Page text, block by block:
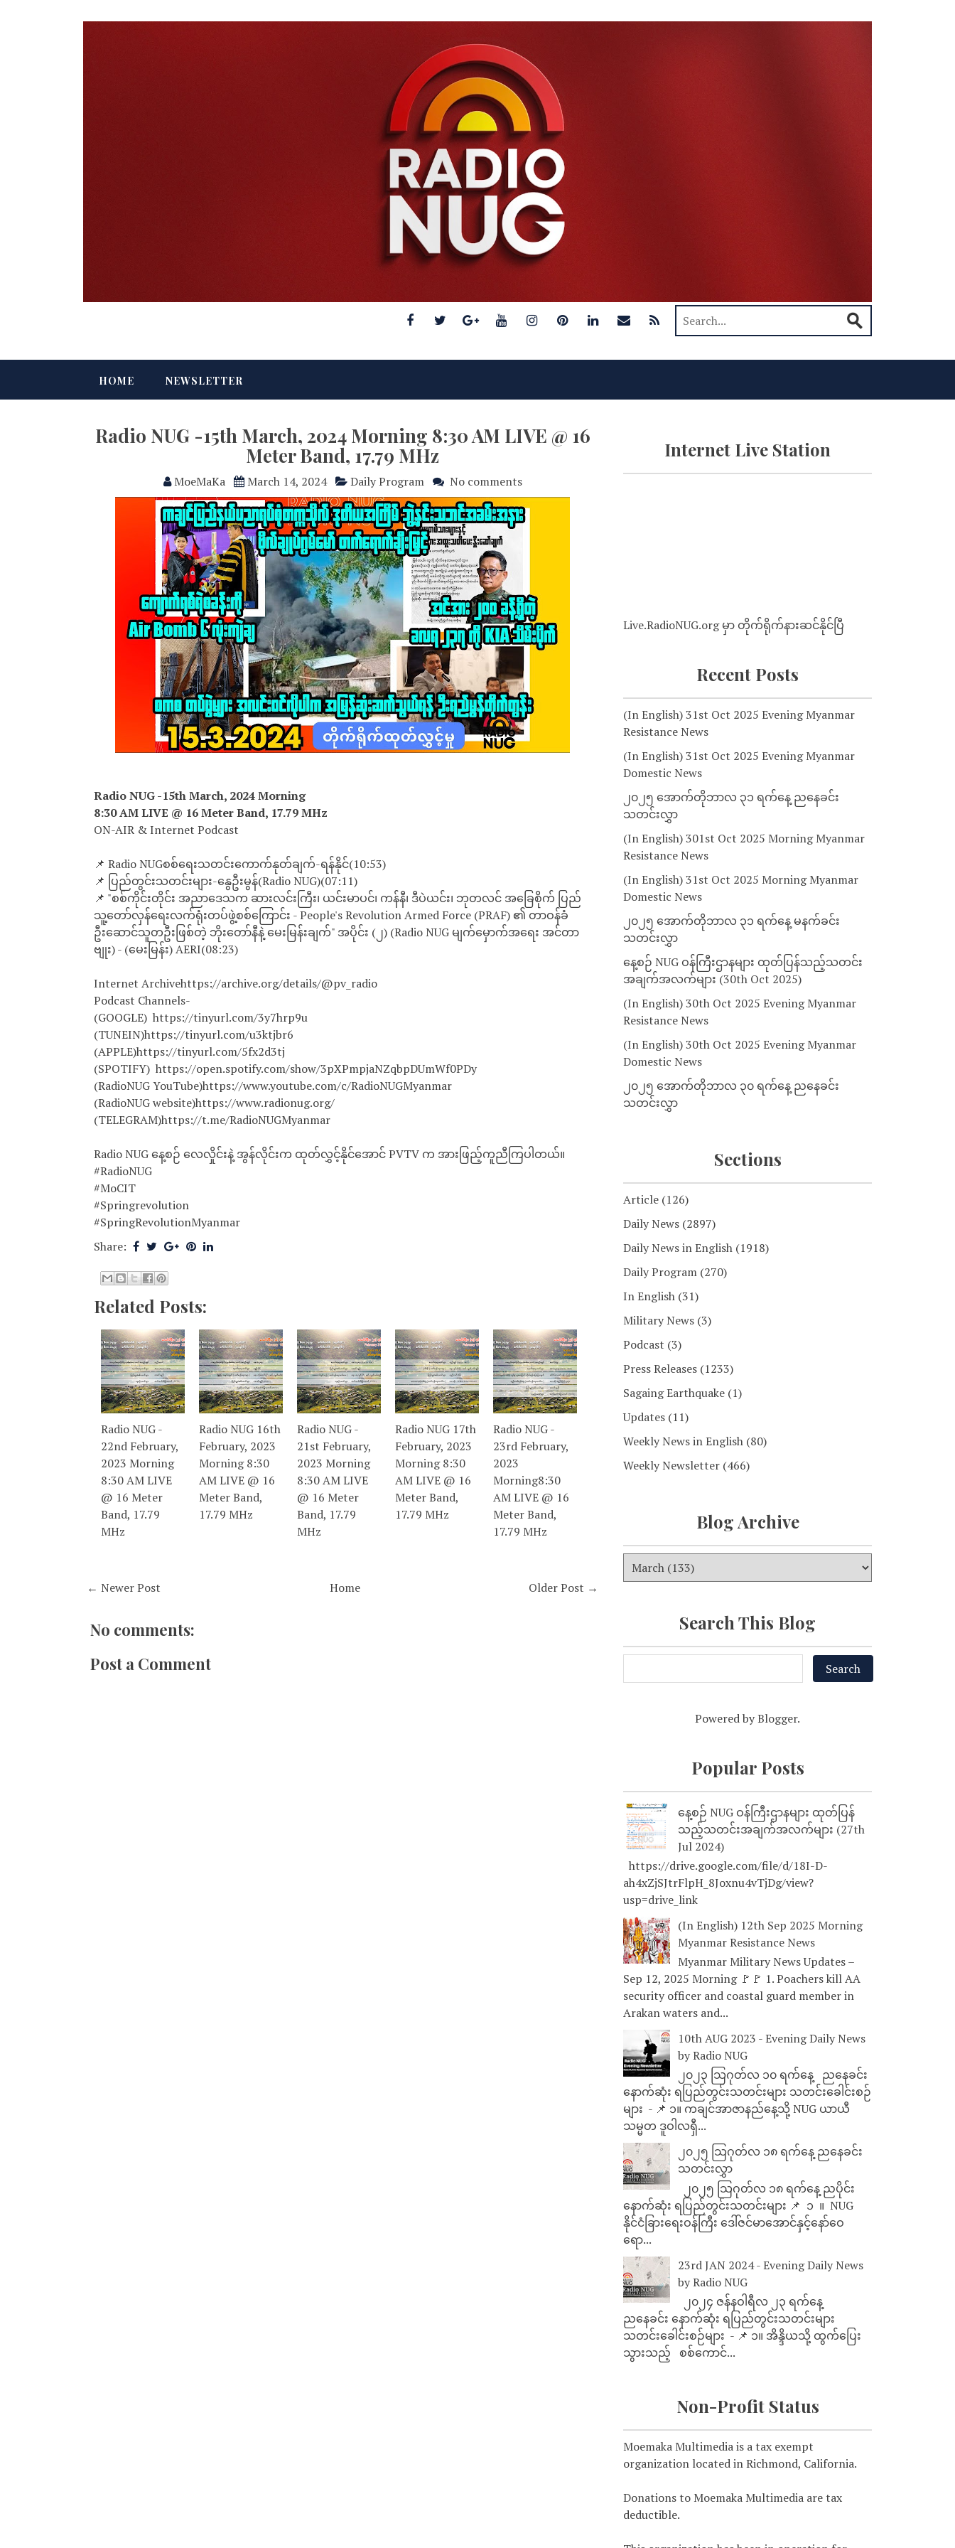
HOME NEWSLETTER
Radio NUG -15th March, 2024 Morning 8:30 AM LIVE @ 16
Meter Band, 17.79 MHz
MoeMaKa March 14, 2024 Daily Program No comments
Radio NUG -15th March, 2024 Morning
8:30 AM LIVE @ 16 Meter Band, 17.79 MHz
ON-AIR & Internet Podcast
📌 Radio NUGစစ်ရေးသတင်းကောက်နုတ်ချက်-ရန်နိုင်(10:53)
📌 ပြည်တွင်းသတင်းများ-နွေဦးမွန်(Radio NUG)(07:11)
📌 "စစ်ကိုင်းတိုင်း အညာဒေသက ဆားလင်းကြီး၊ ယင်းမာပင်၊ ကန်နီ၊ ဒီပဲယင်း၊ ဘုတလင် အခြေစိုက် ပြည်
သူ့တော်လှန်ရေးလက်ရုံးတပ်ဖွဲ့စစ်ကြောင်း - People's Revolution Armed Force (PRAF) ၏ တာဝန်ခံ
ဦးဆောင်သူတဦးဖြစ်တဲ့ ဘိုးတော်နီနဲ့ မေးမြန်းချက်" အပိုင်း (၂) (Radio NUG မျက်မှောက်အရေး အင်တာ
ဗျုး) - (မေးမြန်း) AERI(08:23)
Internet Archivehttps://archive.org/details/@pv_radio
Podcast Channels-
(GOOGLE) https://tinyurl.com/3y7hrp9u
(TUNEIN)https://tinyurl.com/u3ktjbr6
(APPLE)https://tinyurl.com/5fx2d3tj
(SPOTIFY) https://open.spotify.com/show/3pXPmpjaNZqbpDUmWf0PDy
(RadioNUG YouTube)https://www.youtube.com/c/RadioNUGMyanmar
(RadioNUG website)https://www.radionug.org/
(TELEGRAM)https://t.me/RadioNUGMyanmar
Radio NUG နေ့စဉ် လေလှိုင်းနဲ့ အွန်လိုင်းက ထုတ်လွှင့်နိုင်အောင် PVTV က အားဖြည့်ကူညီကြပါတယ်။
#RadioNUG
#MoCIT
#Springrevolution
#SpringRevolutionMyanmar
Share:
Related Posts:
Radio NUG -
22nd February,
2023 Morning
8:30 AM LIVE
@ 16 Meter
Band, 17.79
MHz
Radio NUG 16th
February, 2023
Morning 8:30
AM LIVE @ 16
Meter Band,
17.79 MHz
Radio NUG -
21st February,
2023 Morning
8:30 AM LIVE
@ 16 Meter
Band, 17.79
MHz
Radio NUG 17th
February, 2023
Morning 8:30
AM LIVE @ 16
Meter Band,
17.79 MHz
Radio NUG -
23rd February,
2023
Morning8:30
AM LIVE @ 16
Meter Band,
17.79 MHz
← Newer Post Older Post →
Home
No comments:
Post a Comment
Internet Live Station
Live.RadioNUG.org မှာ တိုက်ရိုက်နားဆင်နိုင်ပြီ
Recent Posts
(In English) 31st Oct 2025 Evening Myanmar
Resistance News
(In English) 31st Oct 2025 Evening Myanmar
Domestic News
၂၀၂၅ အောက်တိုဘာလ ၃၁ ရက်နေ့ ညနေခင်း
သတင်းလွှာ
(In English) 301st Oct 2025 Morning Myanmar
Resistance News
(In English) 31st Oct 2025 Morning Myanmar
Domestic News
၂၀၂၅ အောက်တိုဘာလ ၃၁ ရက်နေ့ မနက်ခင်း
သတင်းလွှာ
နေ့စဉ် NUG ဝန်ကြီးဌာနများ ထုတ်ပြန်သည့်သတင်း
အချက်အလက်များ (30th Oct 2025)
(In English) 30th Oct 2025 Evening Myanmar
Resistance News
(In English) 30th Oct 2025 Evening Myanmar
Domestic News
၂၀၂၅ အောက်တိုဘာလ ၃၀ ရက်နေ့ ညနေခင်း
သတင်းလွှာ
Sections
Article (126)
Daily News (2897)
Daily News in English (1918)
Daily Program (270)
In English (31)
Military News (3)
Podcast (3)
Press Releases (1233)
Sagaing Earthquake (1)
Updates (11)
Weekly News in English (80)
Weekly Newsletter (466)
Blog Archive
Search This Blog
Powered byBlogger.
Popular Posts
နေ့စဉ် NUG ဝန်ကြီးဌာနများ ထုတ်ပြန်
သည့်သတင်းအချက်အလက်များ (27th
Jul 2024)
https://drive.google.com/file/d/18I-D-
ah4xZjSJtrFlpH_8Joxnu4vTjDg/view?
usp=drive_link
(In English) 12th Sep 2025 Morning
Myanmar Resistance News
Myanmar Military News Updates –
Sep 12, 2025 Morning 🚩🚩 1. Poachers kill AA
security officer and coastal guard member in
Arakan waters and...
10th AUG 2023 - Evening Daily News
by Radio NUG
၂၀၂၃ သြဂုတ်လ ၁၀ ရက်နေ့ ညနေခင်း
နောက်ဆုံး ရပြည်တွင်းသတင်းများ သတင်းခေါင်းစဉ်
များ - 📌 ၁။ ကချင်အာဇာနည်နေ့သို့ NUG ယာယီ
သမ္မတ ဒူဝါလရှီ...
၂၀၂၅ သြဂုတ်လ ၁၈ ရက်နေ့ ညနေခင်း
သတင်းလွှာ
၂၀၂၅ သြဂုတ်လ ၁၈ ရက်နေ့ ညပိုင်း
နောက်ဆုံး ရပြည်တွင်းသတင်းများ 📌 ⁨⁨⁨⁨ ၁ ⁨ ။ ⁨ NUG
နိုင်ငံခြားရေးဝန်ကြီး ဒေါ်ဇင်မာအောင်နှင့်နော်ဝေ
ရော...
23rd JAN 2024 - Evening Daily News
by Radio NUG
၂၀၂၄ ဇန်နဝါရီလ ၂၃ ရက်နေ့
ညနေခင်း နောက်ဆုံး ရပြည်တွင်းသတင်းများ
သတင်းခေါင်းစဉ်များ - 📌 ၁။ အိန္ဒိယသို့ ထွက်ပြေး
သွားသည့် စစ်ကောင်...
Non-Profit Status
Moemaka Multimedia is a tax exempt
organization located in Richmond, California.
Donations to Moemaka Multimedia are tax
deductible.